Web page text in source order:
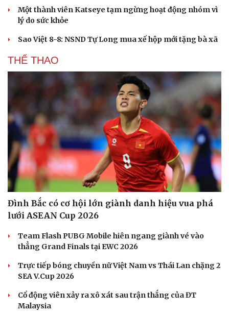
Tư vấn
Săn Tour
check-in
Câu chuyện thời sự
Cửa sổ tình yêu
Kể chuyện cho bé
Một thành viên Katseye tạm ngừng hoạt động nhóm vì
lý do sức khỏe
Sao Việt 8-8: NSND Tự Long mua xế hộp mới tặng bà xã
THỂ THAO
Đình Bắc có cơ hội lớn giành danh hiệu vua phá
lưới ASEAN Cup 2026
Team Flash PUBG Mobile hiên ngang giành vé vào
thẳng Grand Finals tại EWC 2026
Trực tiếp bóng chuyền nữ Việt Nam vs Thái Lan chặng 2
SEA V.Cup 2026
Cổ động viên xảy ra xô xát sau trận thắng của ĐT
Malaysia